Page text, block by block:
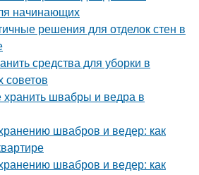
начинающих
решения для отделок стен в
средства для уборки в
советов
хранить швабры и ведра в
швабров и ведер: как
швабров и ведер: как